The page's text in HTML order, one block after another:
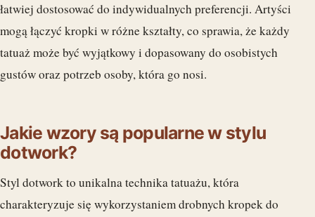
łatwiej dostosować do indywidualnych preferencji. Artyści
mogą łączyć kropki w różne kształty, co sprawia, że każdy
tatuaż może być wyjątkowy i dopasowany do osobistych
gustów oraz potrzeb osoby, która go nosi.
Jakie wzory są popularne w stylu
dotwork?
Styl dotwork to unikalna technika tatuażu, która
charakteryzuje się wykorzystaniem drobnych kropek do